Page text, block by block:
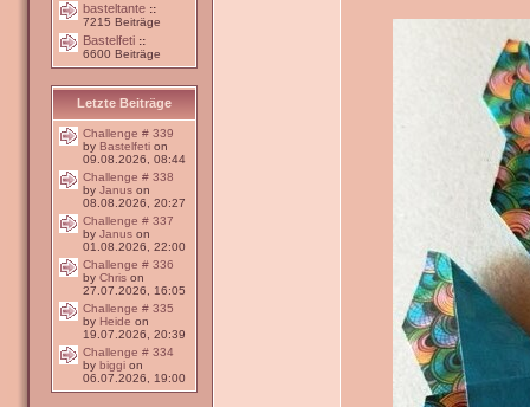
basteltante ::
7215 Beiträge
Bastelfeti ::
6600 Beiträge
Letzte Beiträge
Challenge # 339
by Bastelfeti on
09.08.2026, 08:44
Challenge # 338
by Janus on
08.08.2026, 20:27
Challenge # 337
by Janus on
01.08.2026, 22:00
Challenge # 336
by Chris on
27.07.2026, 16:05
Challenge # 335
by Heide on
19.07.2026, 20:39
Challenge # 334
by biggi on
06.07.2026, 19:00